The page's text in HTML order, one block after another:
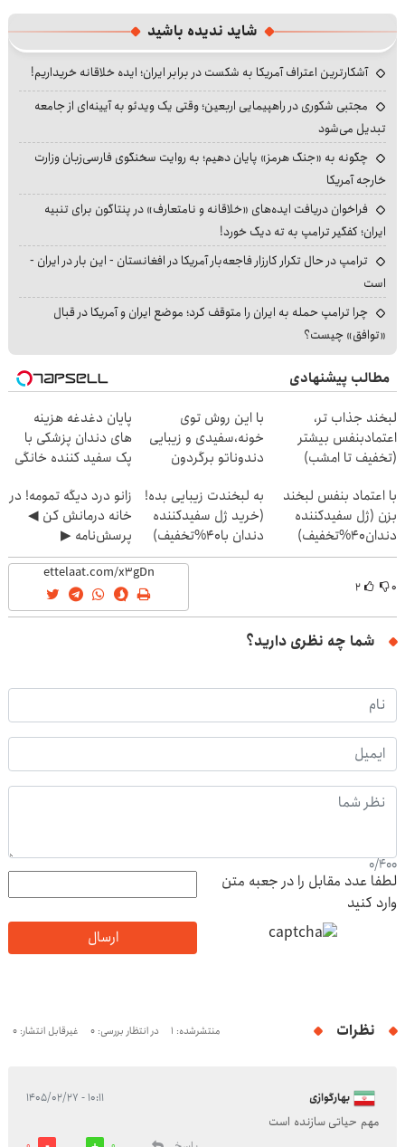
شاید ندیده باشید
آشکارترین اعتراف آمریکا به شکست در برابر ایران؛ ایده خلاقانه خریداریم!
مجتبی شکوری در راهپیمایی اربعین؛ وقتی یک ویدئو به آیینه‌ای از جامعه
تبدیل می‌شود
چگونه به «جنگ هرمز» پایان دهیم؛ به روایت سخنگوی فارسی‌زبان وزارت
خارجه آمریکا
فراخوان دریافت ایده‌های «خلاقانه و نامتعارف» در پنتاگون برای تنبیه
ایران؛ کفگیر ترامپ به ته دیگ خورد!
ترامپ در حال تکرار کارزار فاجعه‌بار آمریکا در افغانستان - این بار در ایران -
است
چرا ترامپ حمله به ایران را متوقف کرد؛ موضع ایران و آمریکا در قبال
«توافق» چیست؟
مطالب پیشنهادی
لبخند جذاب تر،
اعتمادبنفس بیشتر
(تخفیف تا امشب)
با این روش توی
خونه،سفیدی و زیبایی
دندوناتو برگردون
پایان دغدغه هزینه
های دندان پزشکی با
پک سفید کننده خانگی
با اعتماد بنفس لبخند
بزن (ژل سفیدکننده
دندان40%تخفیف)
به لبخندت زیبایی بده!
(خرید ژل سفیدکننده
دندان با40%تخفیف)
زانو درد دیگه تمومه! در
خانه درمانش کن ◀
پرسش‌نامه ▶
۰ ۲
شما چه نظری دارید؟
0/400
لطفا عدد مقابل را در جعبه متن
وارد کنید
ارسال
نظرات منتشرشده: 1 در انتظار بررسی: 0 غیرقابل انتشار: 0
بهارگوازی ۱۰:۱۱ - ۱۴۰۵/۰۲/۲۷
مهم حیاتی سازنده است